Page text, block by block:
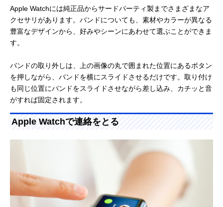
Apple Watchには純正品からサードパーティ製までさまざまなア
クセサリがあります。バンドについても、素材やカラーが異なる
豊富なデザインから、好みやシーンにあわせて選ぶことができま
す。
バンドの取り外しは、上の画像の丸で囲まれた位置にあるボタン
を押しながら、バンドを横にスライドさせるだけです。取り付け
も同じ位置にバンドをスライドさせながら差し込み、カチッと音
がすれば固定されます。
Apple Watchで連絡をとる